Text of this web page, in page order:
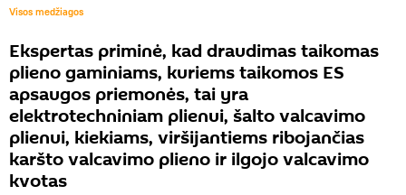
Visos medžiagos
Ekspertas priminė, kad draudimas taikomas
plieno gaminiams, kuriems taikomos ES
apsaugos priemonės, tai yra
elektrotechniniam plienui, šalto valcavimo
plienui, kiekiams, viršijantiems ribojančias
karšto valcavimo plieno ir ilgojo valcavimo
kvotas